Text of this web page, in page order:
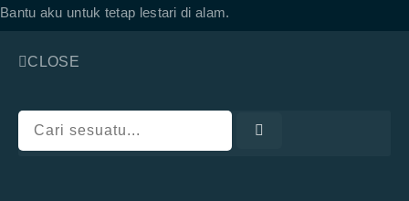
Bantu aku untuk tetap lestari di alam.
CLOSE